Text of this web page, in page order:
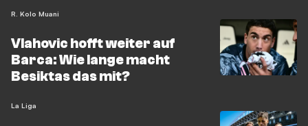
R. Kolo Muani
Vlahovic hofft weiter auf
Barca: Wie lange macht
Besiktas das mit?
La Liga